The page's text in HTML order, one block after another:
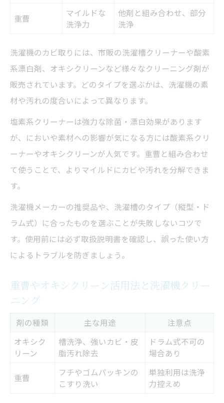
重曹
マイルドな
洗浄力
他剤と組み合わせ、部分
洗浄
洗濯機のカビ取りには、市販の洗濯槽クリーナーや酸素
系漂白剤、オキシクリーンなど様々なクリーニング剤が
販売されています。どのタイプを選ぶかは、洗濯機の素
材や汚れの度合いによって異なります。
塩素系クリーナーは強力な除菌・漂白効果があります
が、においや素材への影響が気になる方には酸素系クリ
ーナーやオキシクリーンが人気です。重曹と組み合わせ
て使うことで、よりマイルドにカビや汚れを分解できま
す。
洗濯機メーカーの推奨品や、洗濯槽のタイプ（縦型・ド
ラム式）に合ったものを選ぶことが失敗しないコツで
す。使用前には必ず取扱説明書を確認し、誤った使い方
によるトラブルを防ぎましょう。
重曹やオキシクリーン活用法と洗濯機クリー
ニング
剤の種類 主な用途
注意点
オキシク
リーン
槽洗浄、強いカビ・皮
脂汚れ除去
ドラム式不可の
場合あり
重曹
フチやゴムパッキンの
こすり洗い
単独利用は洗浄
力控えめ